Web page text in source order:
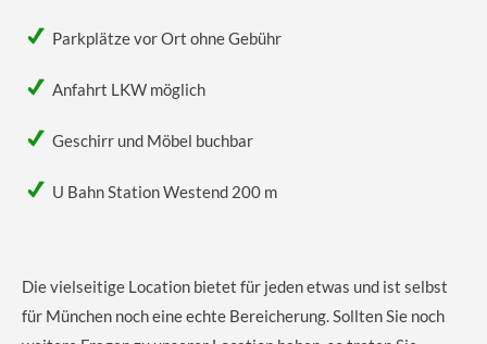
Parkplätze vor Ort ohne Gebühr
Anfahrt LKW möglich
Geschirr und Möbel buchbar
U Bahn Station Westend 200 m
Die vielseitige Location bietet für jeden etwas und ist selbst
für München noch eine echte Bereicherung. Sollten Sie noch